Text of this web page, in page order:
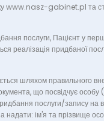
www.nasz-gabinet.pl та
послуги, Пацієнт у
реалізація придбаної
шляхом правильного
що посвідчує
послуги/запису на
надати: ім'я та прізвище